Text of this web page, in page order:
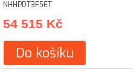
NHHPDT3F5ET
54 515 Kč
Do košíku